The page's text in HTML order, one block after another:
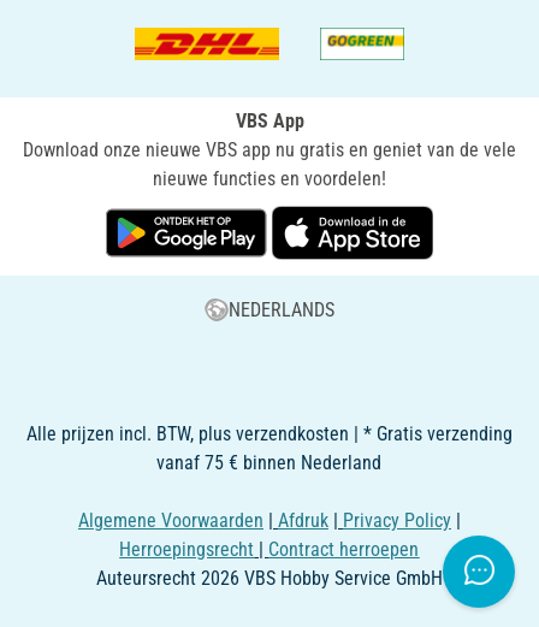
VBS App
Download onze nieuwe VBS app nu gratis en geniet van de vele
nieuwe functies en voordelen!
NEDERLANDS
Alle prijzen incl. BTW, plus verzendkosten | * Gratis verzending
vanaf 75 € binnen Nederland
Algemene Voorwaarden | Afdruk | Privacy Policy |
Herroepingsrecht | Contract herroepen
Auteursrecht 2026 VBS Hobby Service GmbH